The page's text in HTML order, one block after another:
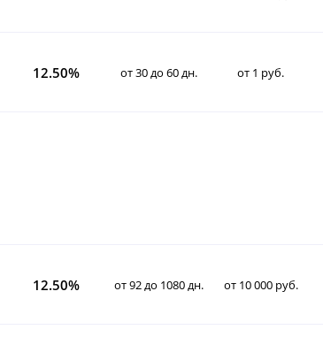
12.50% от 30 до 60 дн. от 1 руб.
12.50% от 92 до 1080 дн. от 10 000 руб.